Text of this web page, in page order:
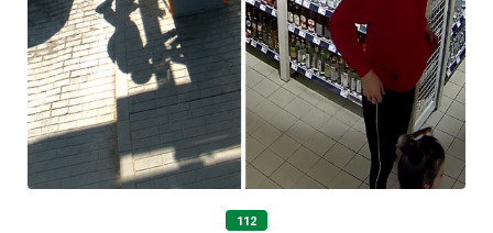
112